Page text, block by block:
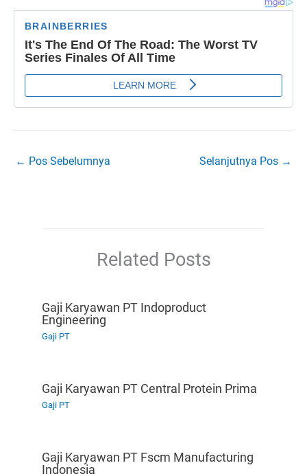
← Pos Sebelumnya Selanjutnya Pos →
Related Posts
Gaji Karyawan PT Indoproduct
Engineering
Gaji PT
Gaji Karyawan PT Central Protein Prima
Gaji PT
Gaji Karyawan PT Fscm Manufacturing
Indonesia